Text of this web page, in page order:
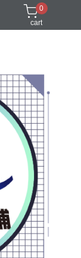
0
cart